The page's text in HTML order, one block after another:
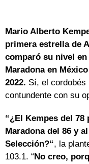
Mario Alberto
primera estrella de
comparó su nivel
Maradona en
2022. Sí, el cordobés
contundente con su
“¿El Kempes del
Maradona del 86 y
Selección?“, la
103.1. “No creo,